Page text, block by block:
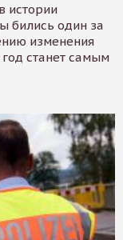
истории
бились один за
изменения
станет самым